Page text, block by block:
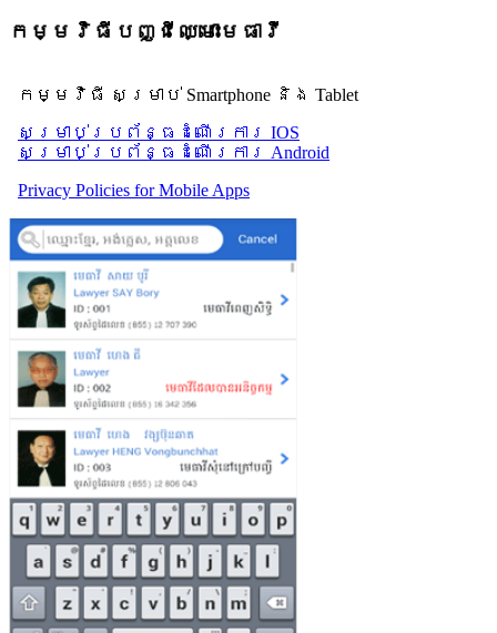
កម្មវិធីបញ្ជីឈ្មោះមេធាវី
កម្មវិធី សម្រាប់ Smartphone និង Tablet
សម្រាប់​ប្រព័ន្ធដំណើរការ IOS
សម្រាប់​ប្រព័ន្ធដំណើរការ Android
Privacy Policies for Mobile Apps